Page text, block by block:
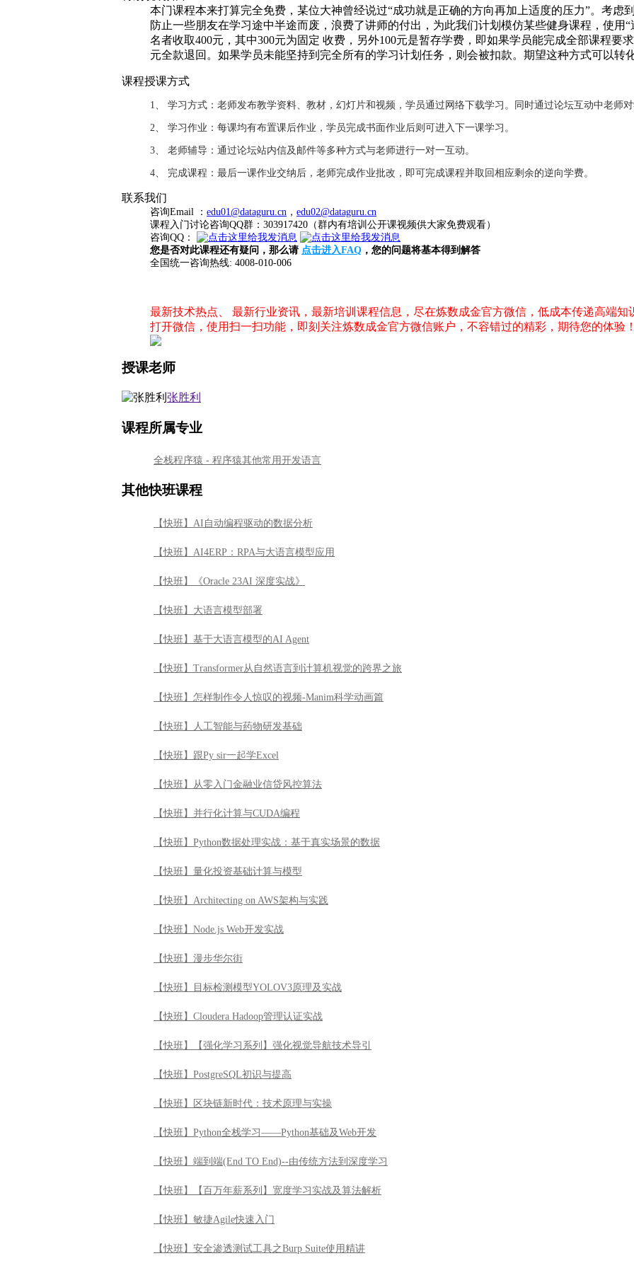
本门课程本来打算完全免费，某位大神曾经说过“成功就是正确的方向再加上适度的压力”。考虑
防止一些朋友在学习途中半途而废，浪费了讲师的付出，为此我们计划模仿某些健身课程，使用
名者收取400元，其中300元为固定 收费，另外100元是暂存学费，即如果学员能完成全部课程要
元全款退回。如果学员未能坚持到完全所有的学习计划任务，则会被扣款。期望这种方式可以转
课程授课方式
1、 学习方式：老师发布教学资料、教材，幻灯片和视频，学员通过网络下载学习。同时通过论坛互动中老师
2、 学习作业：每课均有布置课后作业，学员完成书面作业后则可进入下一课学习。
3、 老师辅导：通过论坛站内信及邮件等多种方式与老师进行一对一互动。
4、 完成课程：最后一课作业交纳后，老师完成作业批改，即可完成课程并取回相应剩余的逆向学费。
联系我们
咨询Email ： edu01@dataguru.cn ， edu02@dataguru.cn
课程入门讨论咨询QQ群：303917420（群内有培训公开课视频供大家免费观看）
咨询QQ：
您是否对此课程还有疑问，那么请 点击进入FAQ ，您的问题将基本得到解答
全国统一咨询热线: 4008-010-006
最新技术热点、 最新行业资讯，最新培训课程信息，尽在炼数成金官方微信，低成本传递高端
打开微信，使用扫一扫功能，即刻关注炼数成金官方微信账户，不容错过的精彩，期待您的体验
授课老师
张胜利
课程所属专业
全栈程序猿 - 程序猿其他常用开发语言
其他快班课程
【快班】AI自动编程驱动的数据分析
【快班】AI4ERP：RPA与大语言模型应用
【快班】《Oracle 23AI 深度实战》
【快班】大语言模型部署
【快班】基于大语言模型的AI Agent
【快班】Transformer从自然语言到计算机视觉的跨界之旅
【快班】怎样制作令人惊叹的视频-Manim科学动画篇
【快班】人工智能与药物研发基础
【快班】跟Py sir一起学Excel
【快班】从零入门金融业信贷风控算法
【快班】并行化计算与CUDA编程
【快班】Python数据处理实战：基于真实场景的数据
【快班】量化投资基础计算与模型
【快班】Architecting on AWS架构与实践
【快班】Node.js Web开发实战
【快班】漫步华尔街
【快班】目标检测模型YOLOV3原理及实战
【快班】Cloudera Hadoop管理认证实战
【快班】【强化学习系列】强化视觉导航技术导引
【快班】PostgreSQL初识与提高
【快班】区块链新时代：技术原理与实操
【快班】Python全栈学习——Python基础及Web开发
【快班】端到端(End TO End)--由传统方法到深度学习
【快班】【百万年薪系列】宽度学习实战及算法解析
【快班】敏捷Agile快速入门
【快班】安全渗透测试工具之Burp Suite使用精讲